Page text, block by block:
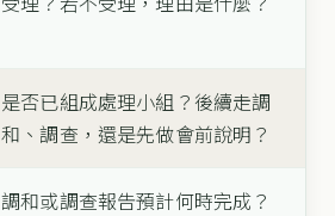
是否已組成處理小組？後續走調
和、調查，還是先做會前說明？
調和或調查報告預計何時完成？